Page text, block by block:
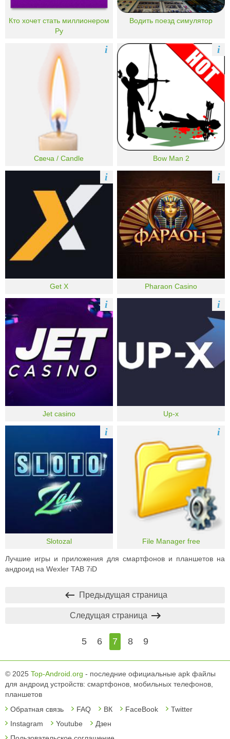
Кто хочет стать миллионером
Ру
Водить поезд симулятор
Свеча / Candle
i
Bow Man 2
i
Get X
i
Pharaon Casino
i
Jet casino
i
Up-x
i
Slotozal
i
File Manager free
i
Лучшие игры и приложения для смартфонов и планшетов на
андроид на Wexler TAB 7iD
Предыдущая страница
5 6 7 8 9
Следущая страница
© 2025 Top-Android.org - последние официальные apk файлы
для андроид устройств: смартфонов, мобильных телефонов,
планшетов
Обратная связь
FAQ ВК FaceBook
Twitter
Instagram
Youtube
Дзен